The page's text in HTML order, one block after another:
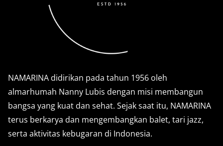
NAMARINA didirikan pada tahun 1956 oleh
almarhumah Nanny Lubis dengan misi membangun
bangsa yang kuat dan sehat. Sejak saat itu, NAMARINA
terus berkarya dan mengembangkan balet, tari jazz,
serta aktivitas kebugaran di Indonesia.